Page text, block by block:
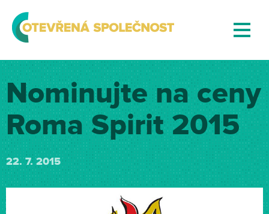
Nominujte na ceny
Roma Spirit 2015
22. 7. 2015